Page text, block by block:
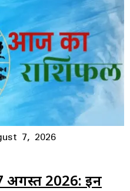
7, 2026
2026: इन